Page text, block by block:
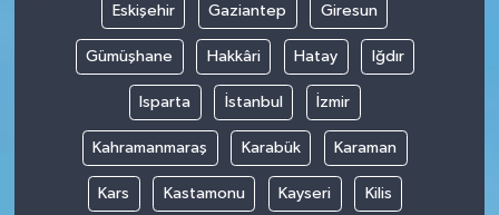
Eskişehir Gaziantep Giresun
Gümüşhane Hakkâri Hatay Iğdır
Isparta İstanbul İzmir
Kahramanmaraş Karabük Karaman
Kars Kastamonu Kayseri Kilis